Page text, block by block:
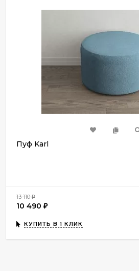
Пуф Karl
13 110₽
10 490 ₽
КУПИТЬ В 1 КЛИК